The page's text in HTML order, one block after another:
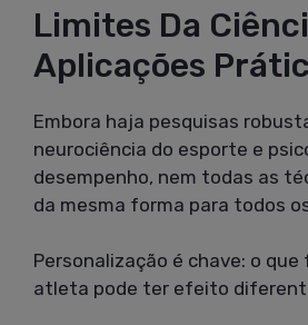
Limites Da
Aplicações
Embora haja pesquisas
neurociência do esporte e
desempenho, nem todas as
da mesma forma para todos
Personalização é chave: o
atleta pode ter efeito